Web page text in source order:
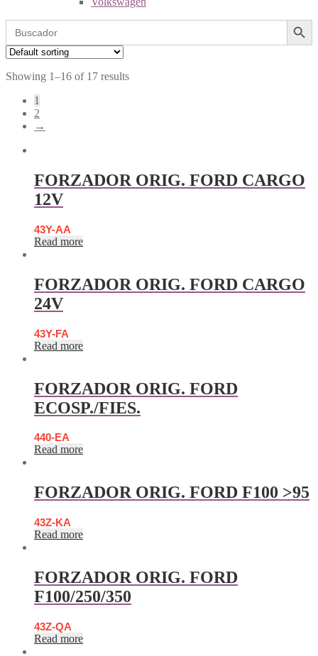
Search
for:
Search Button
Showing 1–16 of 17 results
1
2
→
FORZADOR ORIG. FORD CARGO
12V
43Y-AA
Read more
FORZADOR ORIG. FORD CARGO
24V
43Y-FA
Read more
FORZADOR ORIG. FORD
ECOSP./FIES.
440-EA
Read more
FORZADOR ORIG. FORD F100 >95
43Z-KA
Read more
FORZADOR ORIG. FORD
F100/250/350
43Z-QA
Read more